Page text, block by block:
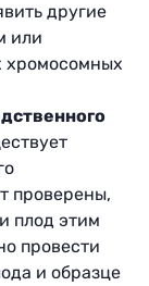
другие
или
хромосомных
проверены,
плод этим
провести
и образце